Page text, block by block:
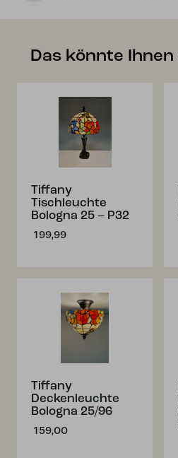
Das könnte
Tiffany
Tischleuchte
Bologna 25 – P32
199,99
Tiffany
Deckenleuchte
Bologna 25/96
159,00